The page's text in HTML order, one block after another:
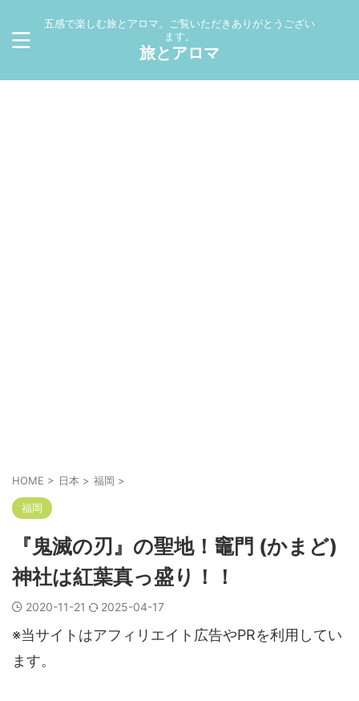
五感で楽しむ旅とアロマ。ご覧いただきありがとうござい
ます。
旅とアロマ
HOME > 日本 > 福岡 >
福岡
『鬼滅の刃』の聖地！竈門 (かまど)
神社は紅葉真っ盛り！！
2020-11-21 2025-04-17
※当サイトはアフィリエイト広告やPRを利用してい
ます。